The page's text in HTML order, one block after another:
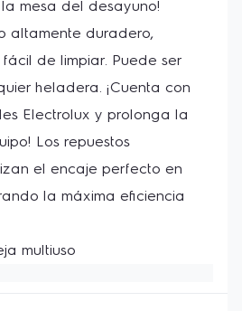
mesa del desayuno!
altamente duradero,
de limpiar. Puede ser
heladera. ¡Cuenta con
Electrolux y prolonga la
Los repuestos
el encaje perfecto en
la máxima eficiencia
multiuso